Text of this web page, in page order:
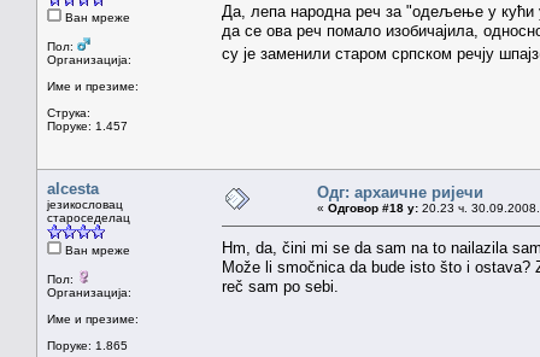
Ван мреже
Пол:
Организација:
Име и презиме:
Струка:
Поруке: 1.457
Да, лепа народна реч за "одељење у кући
да се ова реч помало изобичајила,
су је заменили старом српском речју
alcesta
језикословац
староседелац
Ван мреже
Пол:
Организација:
Име и презиме:
Поруке: 1.865
Одг: архаичне ријечи
« Одговор #18 у: 20.23 ч.
Hm, da, čini mi se da sam na to nailazila
Može li smočnica da bude isto što i ostava?
reč sam po sebi.